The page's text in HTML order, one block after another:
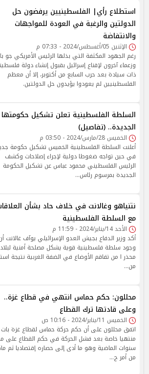
استطلاع رأي| الفلسطينيين يرفضون حل
الدولتين والرغبة في العودة للمواجهات
والانتفاضة
الإثنين 05/أغسطس/2024 - 07:33 م
رغم الجهود المكثفة التي بذلها الرئيس الأمريكي جو
وزعماء آخرون لإقناع إسرائيل بقبول إنشاء دولة
ذات سيادة بعد حرب السابع من أكتوبر، إلا أن معظم
الفلسطينيين لم يعودوا يؤيدون حل الدولتين.
السلطة الفلسطينية تعلن تشكيل حكومتها
الجديدة.. (تفاصيل)
الخميس 28/مارس/2024 - 03:50 م
أعلنت السلطة الفلسطينية الخميس تشكيل حكومة
في حين تواجه ضغوطا دولية لإجراء إصلاحات وكشف
الرئيس الفلسطيني محمود عباس عن تشكيل الحكومة
الجديدة بمرسوم رئاس…
نتنياهو وغالانت في خلاف حاد بشأن
مع السلطة الفلسطينية
الأحد 14/يناير/2024 - 11:59 م
أكد وزير الدفاع بجيش العدو الإسرائيلي يوآف غالانت
وجود سلطة فلسطينية قوية يشكل مصلحة أمنية
محذر ا من تفاقم الأوضاع في الضفة الغربية نتيجة
من…
محللون: حكم حماس انتهي في قطاع غزة..
وعلى قادتها ترك القطاع
الخميس 11/يناير/2024 - 10:16 ص
اتفق محللون على أن حكم حركة حماس لقطاع غزة بات
منتهيا خاصة بعد فشل الحركة في حكم القطاع على
سنوات الماضية وهو ما أدى إلى حصاره إقتصاديا ثم
من أمر ج…